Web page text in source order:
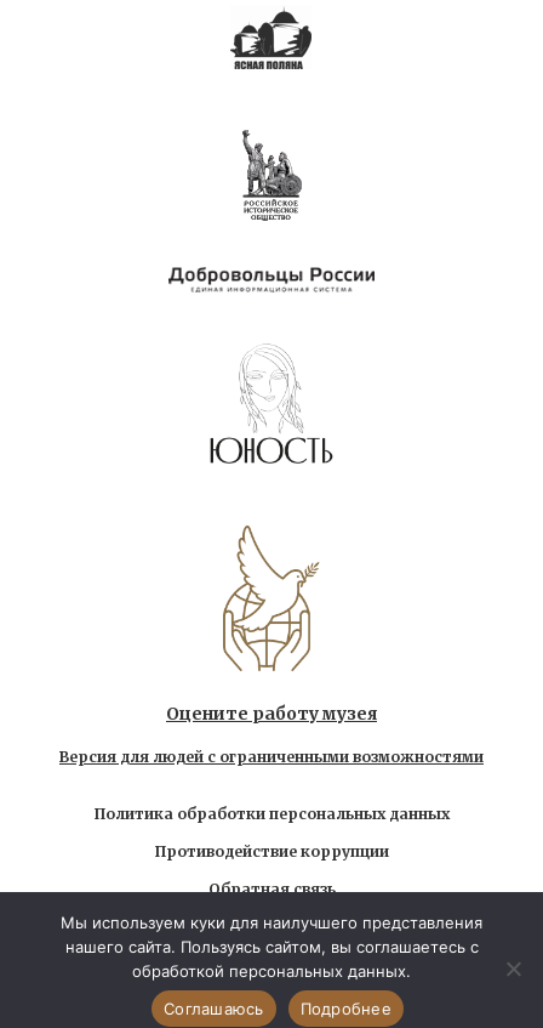
Оцените работу музея
Версия для людей с ограниченными возможностями
Политика обработки персональных данных
Противодействие коррупции
Обратная связь
Использование любых находящихся на сайте
материалов без официального разрешения запрещено
© 2026 Государственный музей-заповедник Л.Н.
Толстого. Все права защищены
Мы используем куки для наилучшего представления
нашего сайта. Пользуясь сайтом, вы соглашаетесь с
обработкой персональных данных.
Соглашаюсь
Подробнее